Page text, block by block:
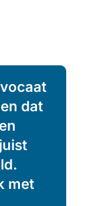
dat
met